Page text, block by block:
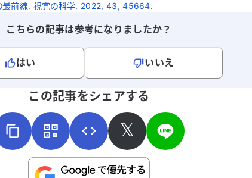
最前線. 視覚の科学. 2022, 43, 45664.
こちらの記事は参考になりましたか？
はい
いいえ
フォームです。氏名やご自身の病気の詳細などの個人情報は入れないでくだ
この記事をシェアする
𝕏